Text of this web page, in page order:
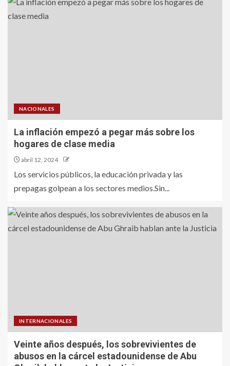
NACIONALES
La inflación empezó a pegar más sobre los
hogares de clase media
abril 12, 2024
Los servicios públicos, la educación privada y las
prepagas golpean a los sectores medios.Sin...
INTERNACIONALES
Veinte años después, los sobrevivientes de
abusos en la cárcel estadounidense de Abu